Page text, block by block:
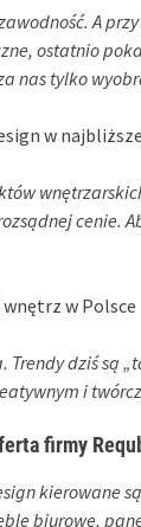
A
ostatnio
nas tylko
w
cenie.
wnętrz w Polsce
dziś są
i
firmy
kierowane
biurowe,